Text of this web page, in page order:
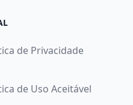
de Privacidade
de Uso Aceitável